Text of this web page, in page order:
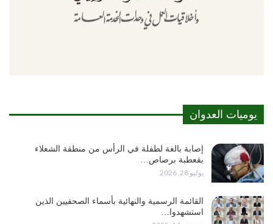
يوميات العدوان
إصابة بالغة لطفلة في الرأس من منطقة الشعلاء
بقعطبة برصاص…
يوليو 28, 2026
القائمة الرسمية والنهائية بأسماء الصحفيين الذين
استشهدوا…